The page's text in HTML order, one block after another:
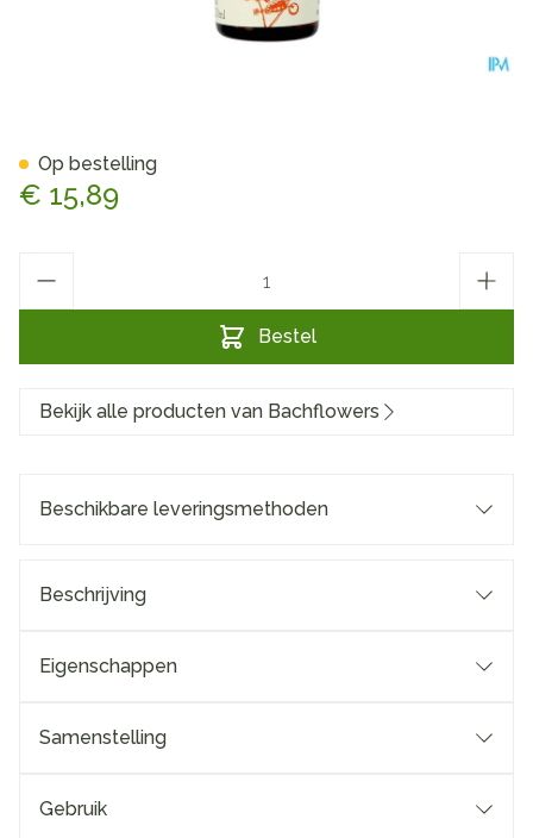
€ 15,89
Bestel
Op bestelling
Bekijk alle producten van Bachflowers
Beschikbare leveringsmethoden
Beschrijving
Eigenschappen
Samenstelling
Gebruik